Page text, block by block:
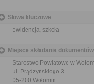
Słowa kluczowe
ewidencja, szkoła
Miejsce składania dokumentów
Starostwo Powiatowe w
ul. Prądzyńskiego 3
05-200 Wołomin